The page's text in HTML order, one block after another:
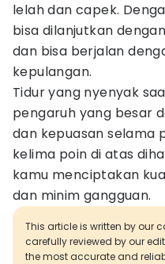
lelah dan capek.
bisa dilanjutkan
dan bisa berjalan
kepulangan.
Tidur yang nyenyak
pengaruh yang besar
dan kepuasan selama
kelima poin di atas
kamu menciptakan
dan minim gangguan.
This article is written by our
carefully reviewed by our
the most accurate and